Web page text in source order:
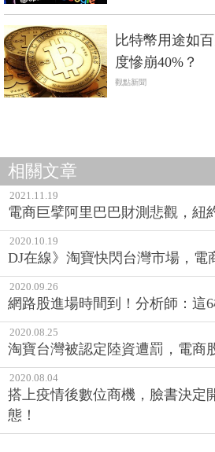
比特幣用途如
度慘崩40%？
觀點新聞
相關文章
2021.11.19
電商巨擘阿里巴巴財測悲觀，紐
2020.10.19
DJ在線》淘寶快閃台灣市場，電
2020.09.26
網路股進場時間到！分析師：這
2020.08.25
淘寶台灣被認定陸資遭罰，電商
2020.08.04
搭上疫情後數位商機，臉書決定
態！